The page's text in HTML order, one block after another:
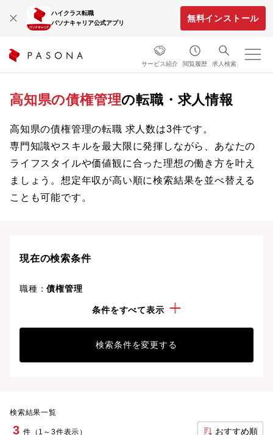
ハイクラス転職
パソナキャリア公式アプリ
無料インストール
サービス紹介 閲覧履歴 求人検索
高知県の債権管理の転職・求人情報
高知県の債権管理の転職 求人数は3件です。
専門知識やスキルを最大限に発揮しながら、あなたの
ライフスタイルや価値観に合った理想の働き方を叶え
ましょう。想定年収が高い順に検索結果を並べ替える
ことも可能です。
現在の検索条件
職種：債権管理
条件をすべて表示
検索条件を変更する
検索結果一覧
3 件（1～3件表示） おすすめ順